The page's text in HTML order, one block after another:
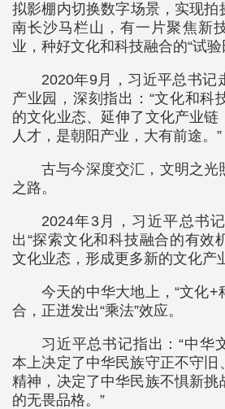
拟影棚内切换数字场景，实现
南长沙马栏山，有一片聚焦新
业，种好文化和科技融合的“试验
2020年9月，习近平总书记
产业园，深刻指出：“文化和科
的文化业态、延伸了文化产业链
人才，是朝阳产业，大有前途。”
古与今深度交汇，文明之光
之路。
2024年3月，习近平总书
出“探索文化和科技融合的有效
文化业态，形成更多新的文化产
今天的中华大地上，“文化+
合，正迸发出“乘法”效应。
习近平总书记指出：“中华
本上决定了中华民族守正不守旧
精神，决定了中华民族不惧新挑
的无畏品格。”